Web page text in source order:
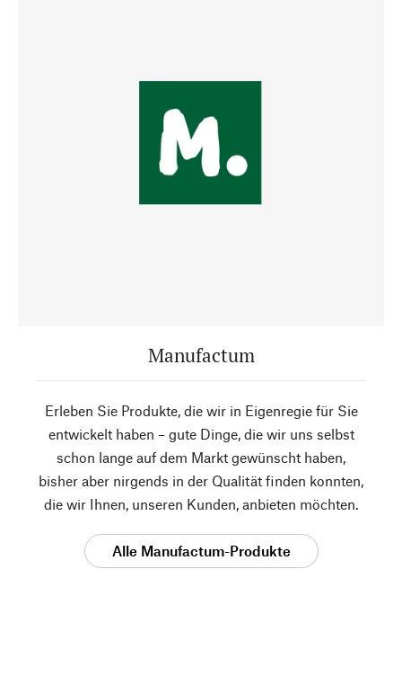
Manufactum
Erleben Sie Produkte, die wir in Eigenregie für Sie
entwickelt haben – gute Dinge, die wir uns selbst
schon lange auf dem Markt gewünscht haben,
bisher aber nirgends in der Qualität finden konnten,
die wir Ihnen, unseren Kunden, anbieten möchten.
Alle Manufactum-Produkte